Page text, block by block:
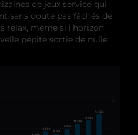
de jeux service qui
sans doute pas fâchés de
relax, même si l’horizon
pépite sortie de nulle